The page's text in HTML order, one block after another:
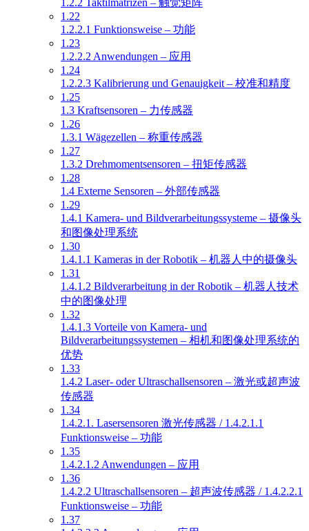
1.22
1.2.2.1 Funktionsweise – 功能
1.23
1.2.2.2 Anwendungen – 应用
1.24
1.2.2.3 Kalibrierung und Genauigkeit – 校准和精度
1.25
1.3 Kraftsensoren – 力传感器
1.26
1.3.1 Wägezellen – 称重传感器
1.27
1.3.2 Drehmomentsensoren – 扭矩传感器
1.28
1.4 Externe Sensoren – 外部传感器
1.29
1.4.1 Kamera- und Bildverarbeitungssysteme – 摄像头
和图像处理系统
1.30
1.4.1.1 Kameras in der Robotik – 机器人中的摄像头
1.31
1.4.1.2 Bildverarbeitung in der Robotik – 机器人技术
中的图像处理
1.32
1.4.1.3 Vorteile von Kamera- und
Bildverarbeitungssystemen – 相机和图像处理系统的
优势
1.33
1.4.2 Laser- oder Ultraschallsensoren – 激光或超声波
传感器
1.34
1.4.2.1. Lasersensoren 激光传感器 / 1.4.2.1.1
Funktionsweise – 功能
1.35
1.4.2.1.2 Anwendungen – 应用
1.36
1.4.2.2 Ultraschallsensoren – 超声波传感器 / 1.4.2.2.1
Funktionsweise – 功能
1.37